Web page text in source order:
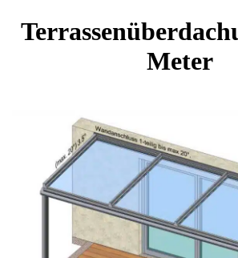
Meter